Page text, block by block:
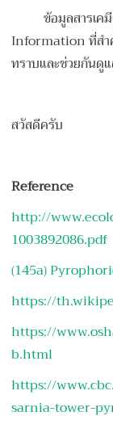
ข้อมูลสารเคมีอั
Information ที่สำ
ทราบและช่วยกันดู
สวัสดีครับ
Reference
http://
1003892086.pdf
(145a)
https://
https://
b.html
https://
sarnia-tower-